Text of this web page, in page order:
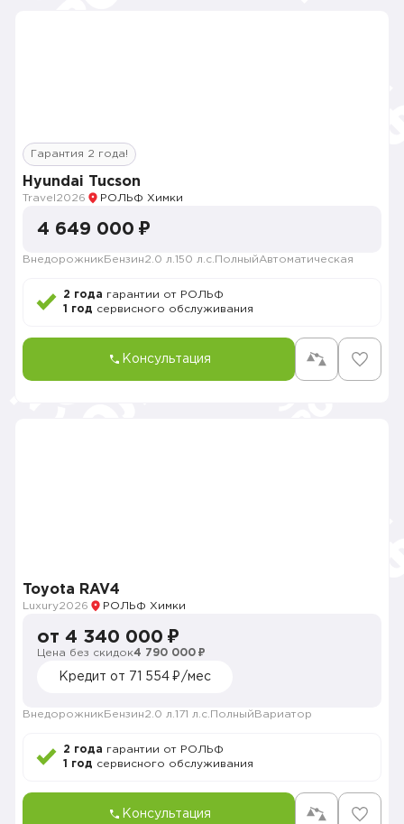
Гарантия 2 года!
Hyundai Tucson
Travel 2026 РОЛЬФ Химки
4 649 000 ₽
Внедорожник Бензин2.0 л. 150 л.с. ПолныйАвтоматическая
2 года гарантии от РОЛЬФ
1 год сервисного обслуживания
Консультация
Toyota RAV4
Luxury2026 РОЛЬФ Химки
от 4 340 000 ₽
Цена без скидок4 790 000 ₽
Кредит от 71 554 ₽/мес
Внедорожник Бензин2.0 л. 171 л.с. Полный Вариатор
2 года гарантии от РОЛЬФ
1 год сервисного обслуживания
Консультация